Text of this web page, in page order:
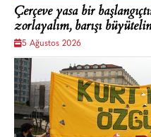
Çerçeve yasa bir
zorlayalım, barışı
5 Ağustos 2026